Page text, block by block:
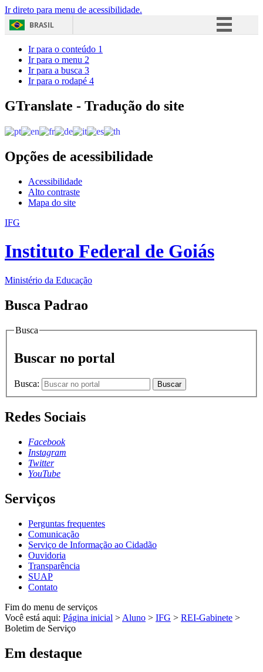
Ir direto para menu de acessibilidade.
BRASIL
Acesso à informação
Ir para o conteúdo 1
Ir para o menu 2
Ir para a busca 3
Ir para o rodapé 4
GTranslate - Tradução do site
Opções de acessibilidade
Acessibilidade
Alto contraste
Mapa do site
IFG
Instituto Federal de Goiás
Ministério da Educação
Busca Padrao
Busca
Buscar no portal
Busca: Buscar
Redes Sociais
Facebook
Instagram
Twitter
YouTube
Serviços
Perguntas frequentes
Comunicação
Serviço de Informação ao Cidadão
Ouvidoria
Transparência
SUAP
Contato
Fim do menu de serviços
Você está aqui: Página inicial > Aluno > IFG > REI-Gabinete >
Boletim de Serviço
Em destaque